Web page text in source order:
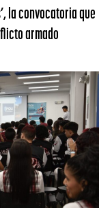
la convocatoria que
armado